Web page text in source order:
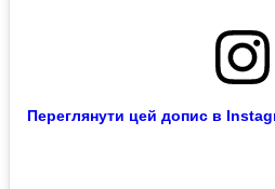
Переглянути цей допис в